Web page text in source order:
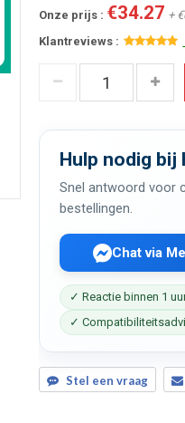
Onze prijs : €34.27 +
Klantreviews :
Hulp nodig
Snel antwoord voor
bestellingen.
Chat via
✓ Reactie binnen 1
✓
Stel een vraag